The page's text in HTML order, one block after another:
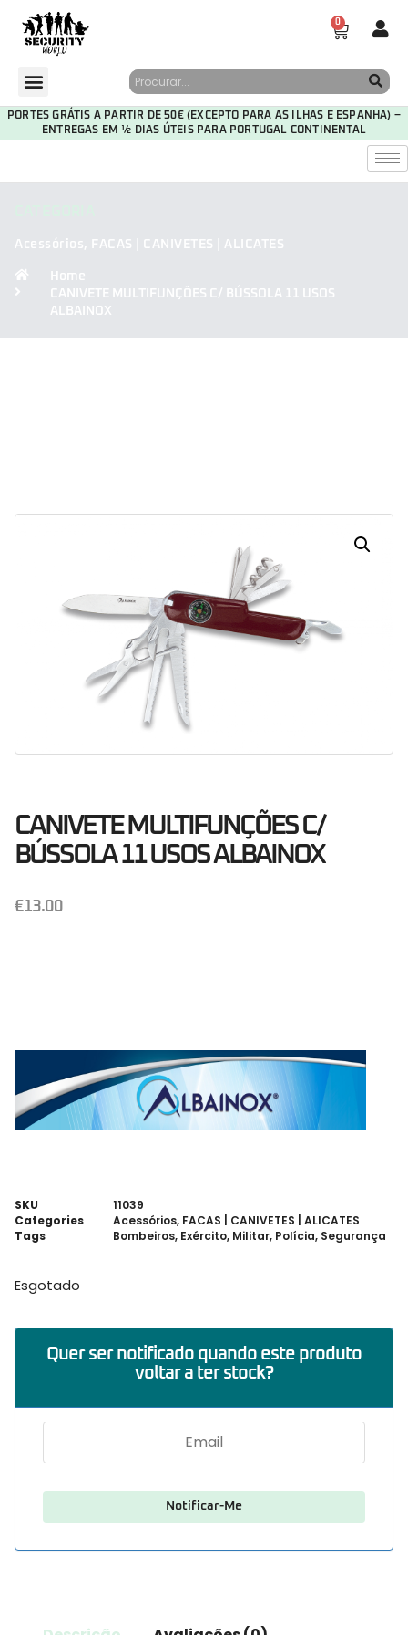
0
PORTES GRÁTIS A PARTIR DE 50€ (EXCEPTO PARA AS ILHAS E ESPANHA) –
ENTREGAS EM ½ DIAS ÚTEIS PARA PORTUGAL CONTINENTAL
Acessórios, FACAS | CANIVETES | ALICATES
Home
CANIVETE MULTIFUNÇÕES C/ BÚSSOLA 11 USOS
ALBAINOX
CANIVETE MULTIFUNÇÕES C/
BÚSSOLA 11 USOS ALBAINOX
€13.00
SKU
11039
Categories
Acessórios, FACAS | CANIVETES | ALICATES
Tags
Bombeiros, Exército, Militar, Polícia, Segurança
Esgotado
Quer ser notificado quando este produto
voltar a ter stock?